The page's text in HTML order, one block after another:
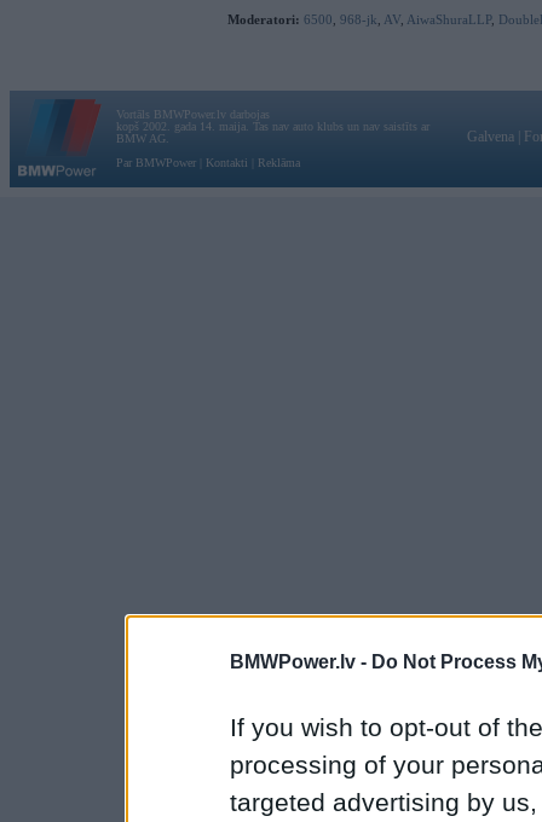
BMWPower.lv - Do Not Process
If you wish to opt-out of
processing of your
targeted advertising by
Moderatori: 6500 968-jk AV AiwaShuraLLP,
Vortāls BMWPower.lv darbojas
kopš 2002. gada 14. maija. Tas nav auto klubs un nav saistīts ar
BMW AG.
Par BMWPower
Kontakti Reklāma
Galvena